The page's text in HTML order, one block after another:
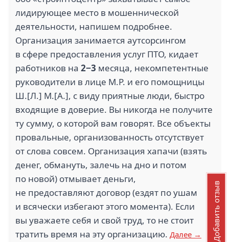
лидирующее место в мошеннической
деятельности, напишем подробнее.
Организация занимается аутсорсингом
в сфере предоставления услуг ПТО, кидает
работников на 2−3 месяца, некомпетентные
руководители в лице М.Р. и его помощницы
Ш.[Л.] М.[А.], с виду приятные люди, быстро
входящие в доверие. Вы никогда не получите
ту сумму, о которой вам говорят. Все объекты
провальные, организованность отсутствует
от слова совсем. Организация хапачи (взять
денег, обмануть, залечь на дно и потом
по новой) отмывает деньги,
не предоставляют договор (ездят по ушам
и всячески избегают этого момента). Если
вы уважаете себя и свой труд, то не стоит
тратить время на эту организацию. Далее → Добавить отзыв